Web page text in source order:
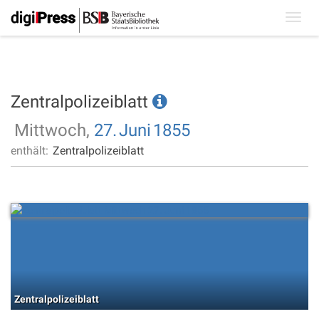
Zentralpolizeiblatt
Mittwoch, 27.Juni 1855
enthält: Zentralpolizeiblatt
Zentralpolizeiblatt